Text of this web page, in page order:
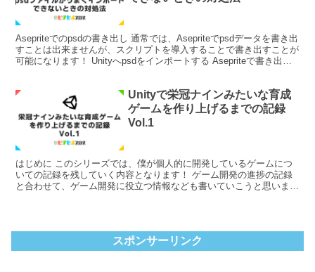
Asepriteでのpsdの書き出し 通常では、Asepriteでpsdデータを書き出
すことは出来ませんが、スクリプトを導入することで書き出すことが
可能になります！ Unityへpsdをインポートする Asepriteで書き出し
Unityで栄冠ナインみたいな育成
ゲームを作り上げるまでの記録
Vol.1
はじめに このシリーズでは、僕が個人的に開発しているゲームにつ
いての記録を残していく内容となります！ ゲーム開発の進捗の記録
と合わせて、ゲーム開発に役立つ情報なども書いていこうと思いま
スポンサーリンク